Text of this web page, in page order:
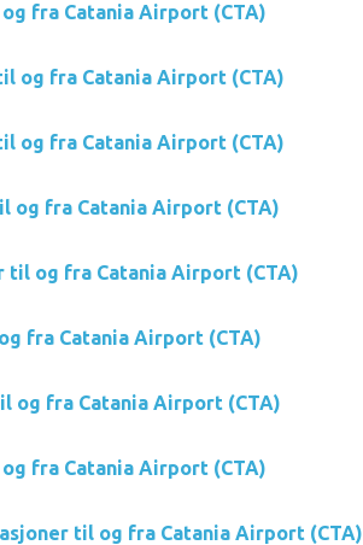
fra Catania Airport (CTA)
og fra Catania Airport (CTA)
og fra Catania Airport (CTA)
og fra Catania Airport (CTA)
og fra Catania Airport (CTA)
fra Catania Airport (CTA)
og fra Catania Airport (CTA)
fra Catania Airport (CTA)
til og fra Catania Airport (CTA)